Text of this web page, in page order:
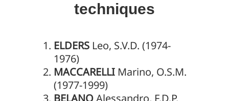
techniques
ELDERS Leo, S.V.D. (1974-
1976)
MACCARELLI Marino, O.S.M.
(1977-1999)
BELANOAlessandro, F.D.P.